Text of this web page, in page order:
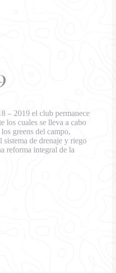
– 2019 el club permanece
los cuales se lleva a cabo
greens del campo,
de drenaje y riego
reforma integral de la